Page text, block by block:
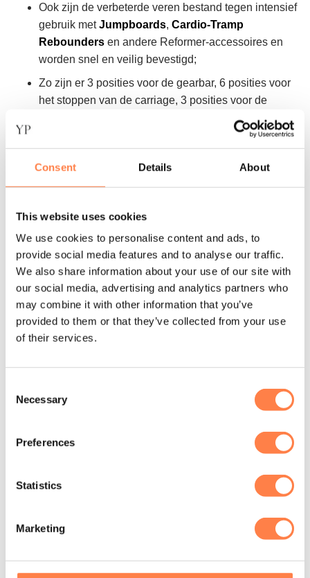
Consent Details About
This website uses cookies
We use cookies to personalise content and ads, to
provide social media features and to analyse our traffic.
We also share information about your use of our site with
our social media, advertising and analytics partners who
may combine it with other information that you’ve
provided to them or that they’ve collected from your use
of their services.
Selection
Necessary
Preferences
Statistics
Marketing
Ook zijn de verbeterde veren bestand tegen intensief
gebruik metJumpboards, Cardio-Tramp
Reboundersen andere Reformer-accessoires en
worden snel en veilig bevestigd;
Zo zijn er 3 posities voor de gearbar, 6 posities voor
het stoppen van de carriage, 3 posities voor de
hoofdsteun, en 4 posities voor de footbar;
Robuuste en verstelbare vier-positie footbar valt
in pommelstijl ondersteunen een breed scala aan
lichaamsgewichten;
De gearbar kan in drie verschillende posities worden
geplaatst waardoor de spanning gemakkelijk is aan
te passen;
Zo blijven ook de schoudersteunen stevig op hun
plaats en kunnen gemakkelijk worden verwijderd om
De nieuwe Comfort Footbar is gemakkelijker te
gebruiken voor gevoelige voeten en handen;
Gemakkelijk te verplaatsen dankzij de wielen;
Tevens is er een rollende voet beschikbaar voor extra
gemak bij het opbergen van gestapelde Reformers.